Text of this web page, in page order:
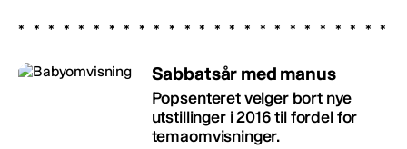
Sabbatsår med manus
Popsenteret velger bort nye
utstillinger i 2016 til fordel for
temaomvisninger.